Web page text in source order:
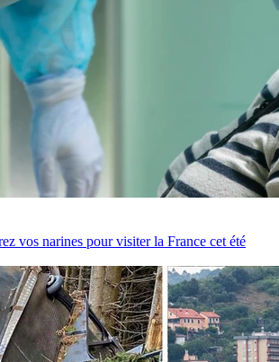
vos narines pour visiter la France cet été